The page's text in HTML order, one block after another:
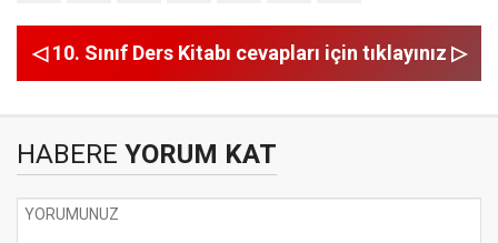
◁ 10. Sınıf Ders Kitabı cevapları için tıklayınız ▷
HABERE YORUM KAT